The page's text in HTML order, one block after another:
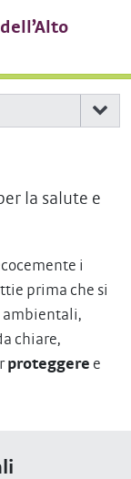
la salute e
i
prima che si
ambientali,
chiare,
proteggere e